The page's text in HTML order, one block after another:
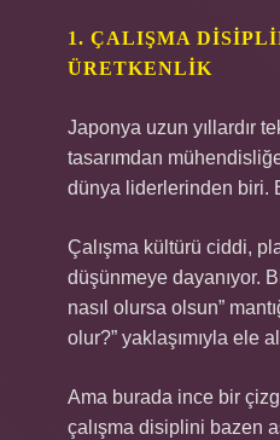
1. ÇALIŞMA
ÜRETKENLIK
Japonya uzun yıllardır
tasarımdan
dünya liderlerinden biri.
Çalışma kültürü ciddi,
düşünmeye dayanıyor.
nasıl olursa olsun”
olur?” yaklaşımıyla ele
Ama burada ince bir
çalışma disiplini bazen